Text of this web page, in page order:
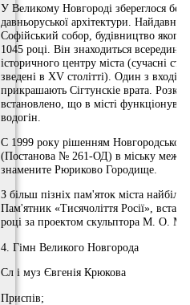
У Великому Новгороді збереглося
давньоруської архітектури.
Софійський собор, будівництво якого
1045 році. Він знаходиться всередині
історичного центру міста (сучасні
зведені в XV столітті). Один з входів
прикрашають Сігтунскіе врата.
встановлено, що в місті
водогін.
C 1999 року рішенням Новгородської
(Постанова № 261-ОД) в міську межу
знамените Рюриково Городище.
З більш пізніх пам'яток міста
Пам'ятник «Тисячоліття Росії»,
році за проектом скульптора М. О.
4. Гімн Великого Новгорода
Сл і муз Євгенія Крюкова
Приспів;